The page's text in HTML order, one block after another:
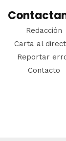
Redacción
Carta al
Reportar
Contacto